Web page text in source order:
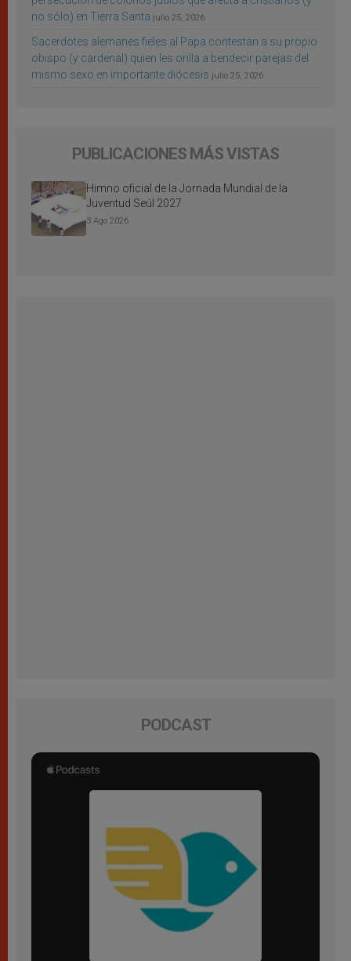
no sólo) en Tierra Santa julio 25, 2026
Sacerdotes alemanes fieles al Papa contestan a su propio
obispo (y cardenal) quien les orilla a bendecir parejas del
mismo sexo en importante diócesis julio 25, 2026
PUBLICACIONES MÁS VISTAS
Himno oficial de la Jornada Mundial de la
Juventud Seúl 2027
3 Ago 2026
PODCAST